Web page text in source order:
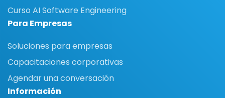
Curso AI Software Engineering
Para Empresas
Soluciones para empresas
Capacitaciones corporativas
Agendar una conversación
Información